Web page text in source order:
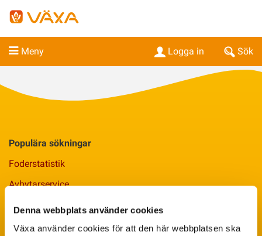
Denna webbplats använder cookies
Växa använder cookies för att den här webbplatsen ska
Meny Sök
Logga in
Populära sökningar
Foderstatistik
Avbytarservice
VäxaControl®
Kokontrollen